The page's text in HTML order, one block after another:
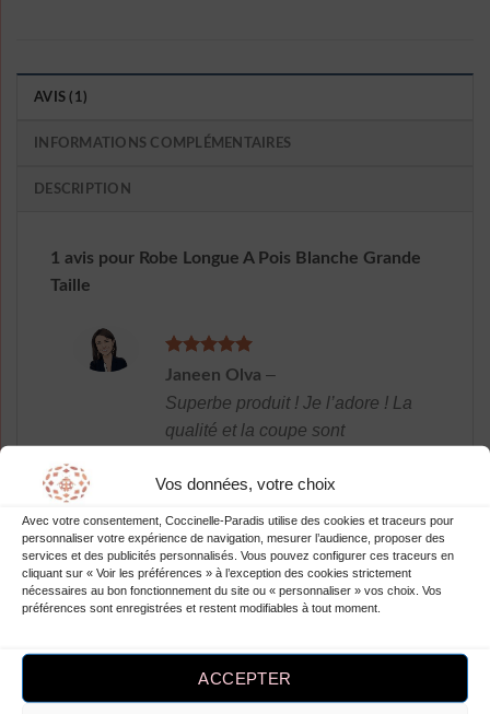
Vos données, votre choix
Avec votre consentement, Coccinelle-Paradis utilise des cookies et traceurs pour
personnaliser votre expérience de navigation, mesurer l’audience, proposer des
services et des publicités personnalisés. Vous pouvez configurer ces traceurs en
cliquant sur « Voir les préférences » à l’exception des cookies strictement
nécessaires au bon fonctionnement du site ou « personnaliser » vos choix. Vos
préférences sont enregistrées et restent modifiables à tout moment.
ACCEPTER
AVIS (1)
INFORMATIONS COMPLÉMENTAIRES
DESCRIPTION
1 avis pour Robe Longue A Pois Blanche Grande
Taille
Note5sur
Janeen Olva –
Superbe produit ! Je l’adore ! La
qualité et la coupe sont
pour les grandes tailles. Les
pois blancs apportent une
touche de style rétro, j’adore !
Je recommande à toutes les
femmes de se procurer cette
c’est un incontournable de notre
garde-robe. Merci robesapois.fr
!